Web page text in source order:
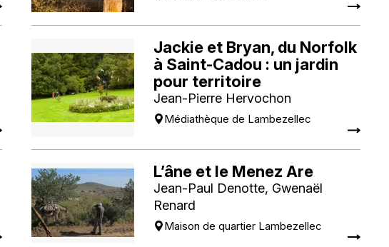
Jackie et Bryan, du Norfolk
à Saint-Cadou : un jardin
pour territoire
Jean-Pierre Hervochon
Médiathèque de Lambezellec
L’âne et le Menez Are
Jean-Paul Denotte, Gwenaël
Renard
Maison de quartier Lambezellec